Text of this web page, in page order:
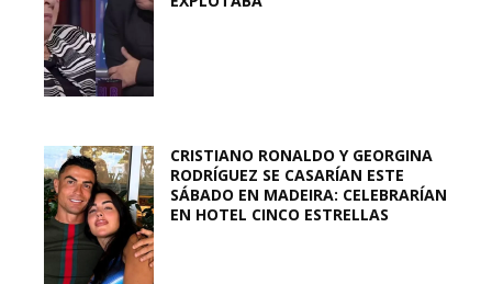
CRISTIANO RONALDO Y GEORGINA
RODRÍGUEZ SE CASARÍAN ESTE
SÁBADO EN MADEIRA: CELEBRARÍAN
EN HOTEL CINCO ESTRELLAS